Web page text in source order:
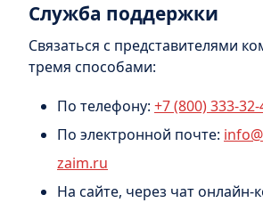
Служба поддержки
Связаться с представителями
тремя способами:
По телефону: +7 (800) 333-
По электронной почте:
zaim.ru
На сайте, через чат онлайн-